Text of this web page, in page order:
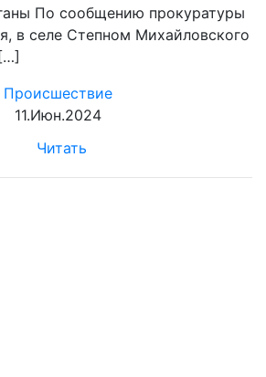
По сообщению прокуратуры
в селе Степном Михайловского
Происшествие
11.Июн.2024
Читать